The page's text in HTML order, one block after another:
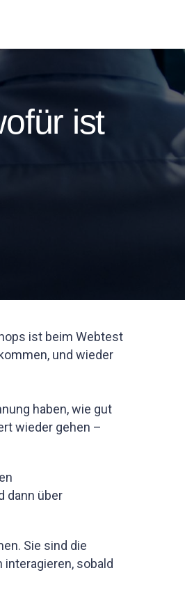
ist
ist beim Webtest
und wieder
haben, wie gut
wieder gehen –
dann über
Sie sind die
sobald